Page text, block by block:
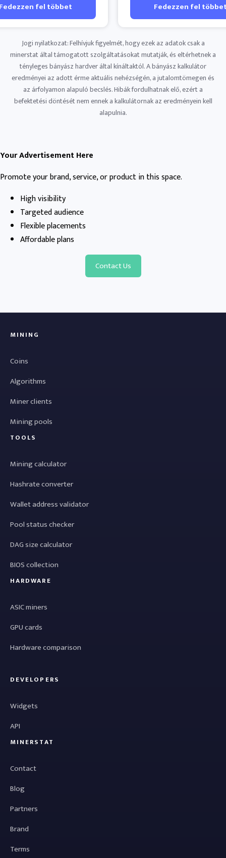
fel többet Fedezzen fel
Jogi nyilatkozat: Felhívjuk figyelmét, hogy ezek az adatok csak a
minerstat által támogatott szolgáltatásokat mutatják, és eltérhetnek a
tényleges bányász ​​hardver által kínáltaktól. A bányász ​​kalkulátor
eredményei az adott érme aktuális nehézségén, a jutalomtömegen és
az árfolyamon alapuló becslés. Hibák fordulhatnak elő, ezért a
befektetési döntését nem ennek a kalkulátornak az eredményein kell
alapulnia.
Your Advertisement Here
Promote your brand, service, or product in this space.
High visibility
Targeted audience
Flexible placements
Affordable plans
Contact Us
MINING
Coins
Algorithms
Miner clients
Mining pools
TOOLS
Mining calculator
Hashrate converter
Wallet address validator
Pool status checker
DAG size calculator
BIOS collection
HARDWARE
ASIC miners
GPU cards
Hardware comparison
DEVELOPERS
Widgets
API
MINERSTAT
Contact
Blog
Partners
Brand
Terms